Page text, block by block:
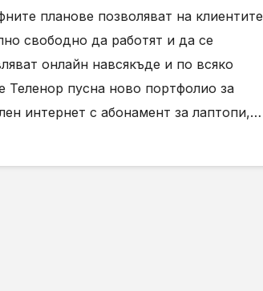
планове позволяват на клиентите
свободно да работят и да се
онлайн навсякъде и по всяко
Теленор пусна ново портфолио за
интернет с абонамент за лаптопи,…